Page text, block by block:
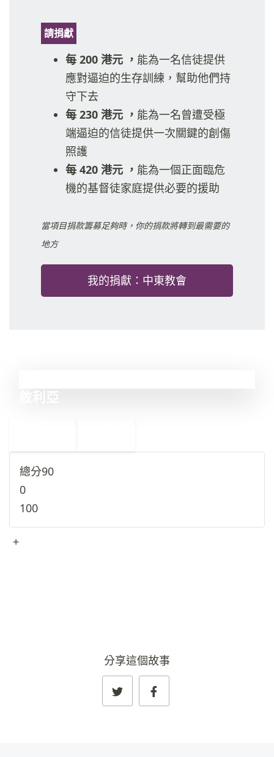
請捐獻
每 200 港元 ， 能為一名信徒提供
應對逼迫的生存訓練，幫助他們持
守下去
每 230 港元 ， 能為一名曾遭受極
端逼迫的信徒提供一次關鍵的創傷
照護
每 420 港元 ， 能為一個正面臨危
機的基督徒家庭提供必要的援助
當項目捐款籌募足夠時，你的捐款將轉到最需要的
地方
我的捐獻：中東教會
總分90
0
100
+
分享這個故事